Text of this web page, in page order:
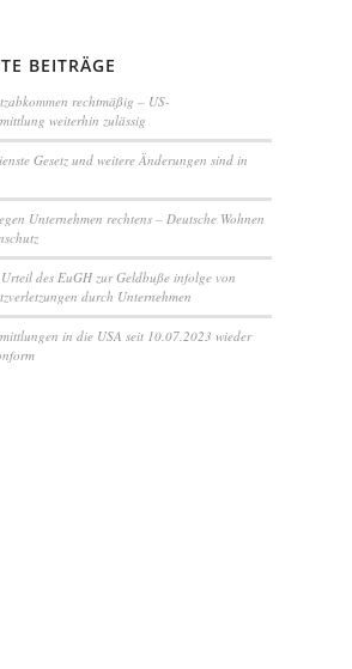
BEITRÄGE
rechtmäßig – US-
weiterhin zulässig
Gesetz und weitere Änderungen sind in
Unternehmen rechtens – Deutsche Wohnen
des EuGH zur Geldbuße infolge von
durch Unternehmen
in die USA seit 10.07.2023 wieder